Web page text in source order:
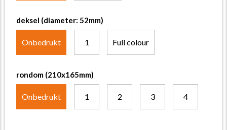
deksel (diameter: 52mm)
Onbedrukt 1 Full colour
rondom (210x165mm)
Onbedrukt 1 2 3 4